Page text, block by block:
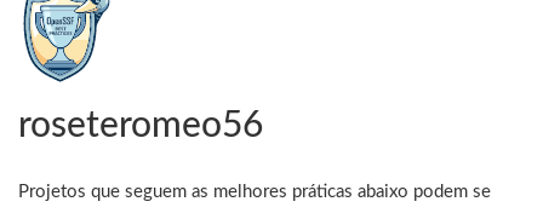
roseteromeo56
Projetos que seguem as melhores práticas abaixo podem se